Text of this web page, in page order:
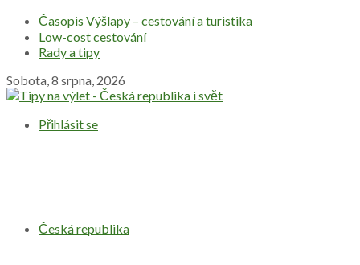
Časopis Výšlapy – cestování a turistika
Low-cost cestování
Rady a tipy
Sobota, 8 srpna, 2026
Přihlásit se
Česká republika